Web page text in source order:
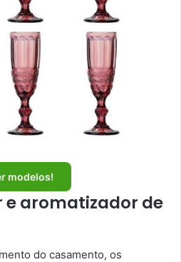
modelos!
e aromatizador de
do casamento, os